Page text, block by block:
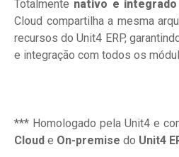
Totalmente nativo e integrado
Cloud compartilha a mesma
recursos do Unit4 ERP,
e integração com todos os
*** Homologado pela Unit4 e
Cloud e On-premise do Unit4